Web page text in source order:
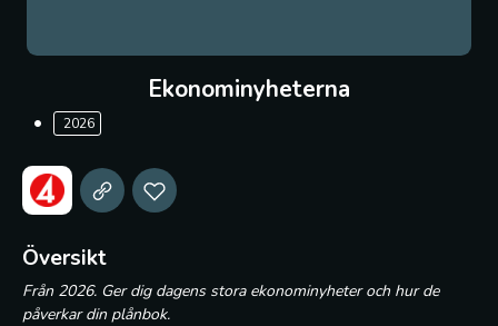
Ekonominyheterna
2026
Översikt
Från 2026. Ger dig dagens stora ekonominyheter och hur de
påverkar din plånbok.